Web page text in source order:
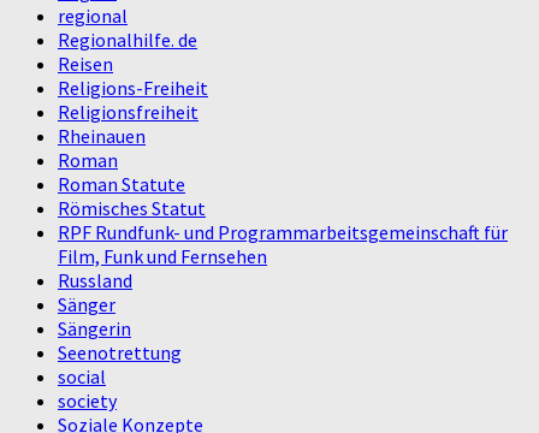
regional
Regionalhilfe. de
Reisen
Religions-Freiheit
Religionsfreiheit
Rheinauen
Roman
Roman Statute
Römisches Statut
RPF Rundfunk- und Programmarbeitsgemeinschaft für
Film, Funk und Fernsehen
Russland
Sänger
Sängerin
Seenotrettung
social
society
Soziale Konzepte